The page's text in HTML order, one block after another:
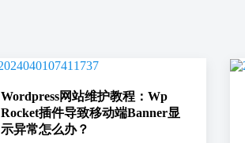
Wordpress网站维护教程：Wp
Rocket插件导致移动端Banner显
示异常怎么办？